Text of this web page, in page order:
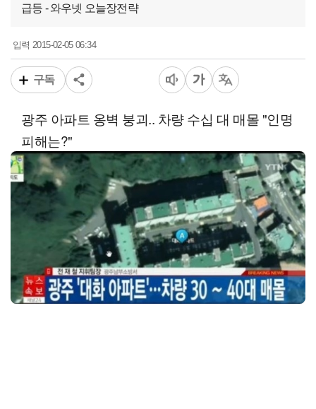
급등 - 와우넷 오늘장전략
입력2015-02-05 06:34
구독
광주 아파트 옹벽 붕괴.. 차량 수십 대 매몰 "인명
피해는?"